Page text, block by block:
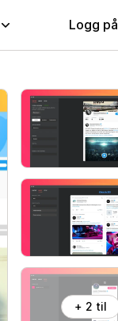
Logg på
+ 2 til